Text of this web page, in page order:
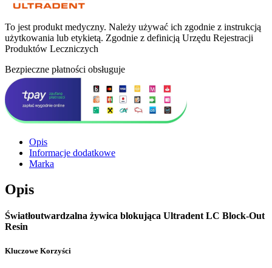
To jest produkt medyczny. Należy używać ich zgodnie z instrukcją
użytkowania lub etykietą. Zgodnie z definicją Urzędu Rejestracji
Produktów Leczniczych
Bezpieczne płatności obsługuje
Opis
Informacje dodatkowe
Marka
Opis
Światłoutwardzalna żywica blokująca Ultradent LC Block-Out
Resin
Kluczowe Korzyści